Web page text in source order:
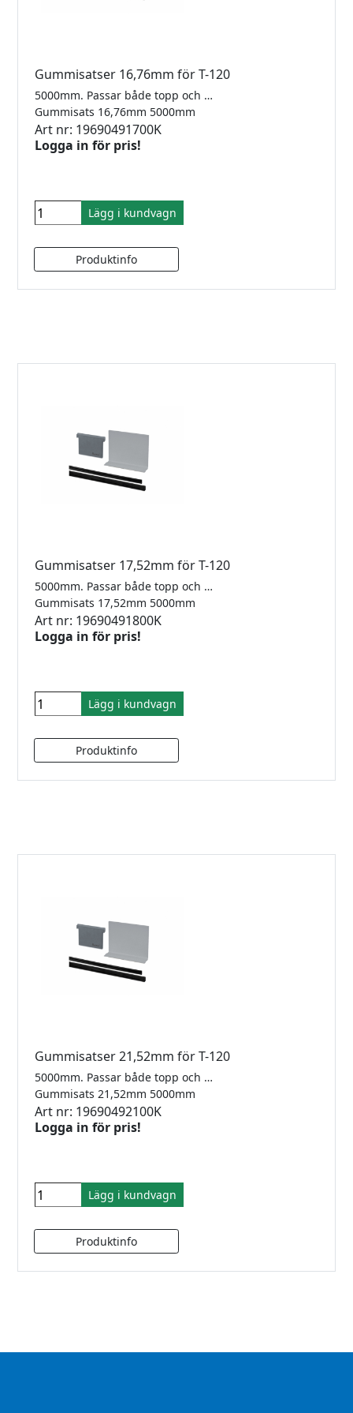
Gummisatser 16,76mm för T-120
5000mm. Passar både topp och sidomonterad T120
Gummisats 16,76mm 5000mm
Art nr: 19690491700K
Logga in för pris!
Lägg i kundvagn
Gummisatser 17,52mm för T-120
5000mm. Passar både topp och sidomonterad T120
Gummisats 17,52mm 5000mm
Art nr: 19690491800K
Logga in för pris!
Lägg i kundvagn
Gummisatser 21,52mm för T-120
5000mm. Passar både topp och sidomonterad T120
Gummisats 21,52mm 5000mm
Art nr: 19690492100K
Logga in för pris!
Lägg i kundvagn